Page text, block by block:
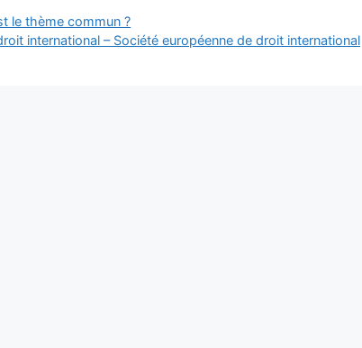
le thème commun ?
international – Société européenne de droit international